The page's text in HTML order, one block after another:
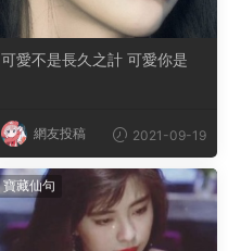
可愛不是長久之計 可愛你是
網友投稿 2021-09-19
寶藏仙句